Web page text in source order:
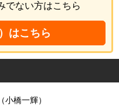
でない方はこちら
はこちら
小橋一輝）